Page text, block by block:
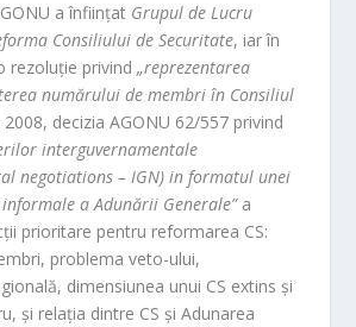
a înființat Grupul de Lucru
Consiliului de Securitate, iar în
rezoluție privind„reprezentarea
numărului de membri în Consiliul
2008, decizia AGONU 62/557 privind
interguvernamentale
negotiations – IGN) in formatul unei
a Adunării Generale”a
prioritare pentru reformarea CS:
problema veto-ului,
dimensiunea unui CS extins și
și relația dintre CS și Adunarea